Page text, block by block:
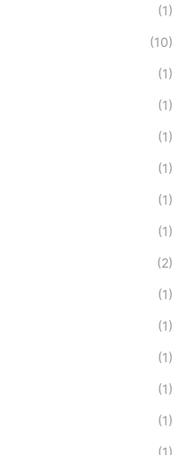
(1)
(10)
(1)
(1)
(1)
(1)
(1)
(1)
(2)
(1)
(1)
(1)
(1)
(1)
(1)